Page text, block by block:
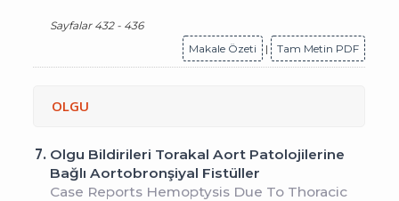
Sayfalar 432 - 436
Makale Özeti
| Tam Metin PDF
OLGU
7. Olgu Bildirileri Torakal Aort Patolojilerine
Bağlı Aortobronşiyal Fistüller
Case Reports Hemoptysis Due To Thoracic